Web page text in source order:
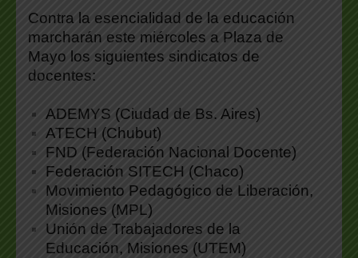
Contra la esencialidad de la educación
marcharán este miércoles a Plaza de
Mayo los siguientes sindicatos de
docentes:
ADEMYS (Ciudad de Bs. Aires)
ATECH (Chubut)
FND (Federación Nacional Docente)
Federación SITECH (Chaco)
Movimiento Pedagógico de Liberación,
Misiones (MPL)
Unión de Trabajadores de la
Educación, Misiones (UTEM)